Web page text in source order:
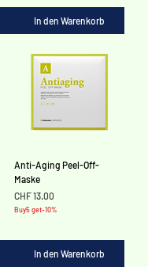
In den Warenkorb
Anti-Aging Peel-Off-
Maske
Preis
CHF 13.00
Buy5 get-10%
In den Warenkorb